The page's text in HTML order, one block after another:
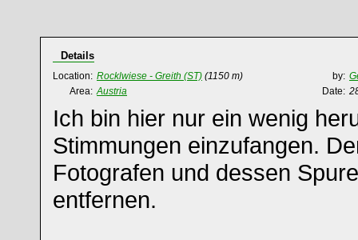
Details
Location: Rocklwiese - Greith (ST) (1150 m) by:
Area: Austria Date:
Ich bin hier nur ein wenig
Stimmungen einzufangen.
Fotografen und dessen
entfernen.